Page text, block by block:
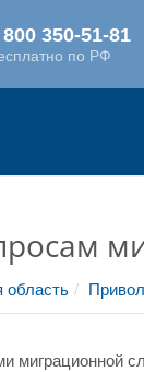
область
миграционной